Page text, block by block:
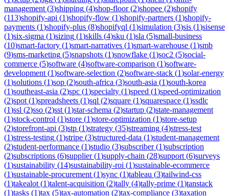
management (3)shipping (4)shop-floor(2)shopee (2)shopify
(113)shopify-api (1)shopify-flow (1)shopify-partners (1)shopify-
payments (1)shopify-plus (8)shopifyql (1)simulation (3)sis (1)sisense
(1)six-sigma (1)sizing (1)skills (4)sku (1)sla (5)small-business
(10)smart-factory (1)smart-narratives (1)smart-warehouse (1)smb
(9)sms-marketing (5)snapshots (1)snowflake (1)soc2 (5)social-
commerce (5)software (4)software-comparison (1)software-
development (1)software-selection (2)software-stack (1)solar-energy
(1)solutions (1)sop (2)south-africa (3)south-asia (1)south-korea
(1)southeast-asia (2)spc (1)specialty (1)speed (1)speed-optimization
(2)spot (1)spreadsheets (1)sql (2)square (1)squarespace (1)ssdlc
(1)ssl (2)sso (2)sst (1)star-schema (2)startup (2)state-management
(1)stock-control (1)store (1)store-optimization (1)store-setup
(2)storefront-api (3)stp (1)strategy (35)streaming (4)stress-test
(1)stress-testing (1)stripe (3)structured-data (1)student-management
(2)student-performance (1)studio (3)subscriber(1)subscription
(2)subscriptions (6)supplier(1)supply-chain (28)support (6)surveys
(1)sustainability (14)sustainability-roi (1)sustainable-ecommerce
(1)sustainable-procurement (1)sync (1)tableau (3)tailwind-css
(1)takealot (1)talent-acquisition (2)tally (4)tally-prime (1)tanstack
(1)tasks (1)tax (5)tax-automation (2)tax-compliance (3)taxation